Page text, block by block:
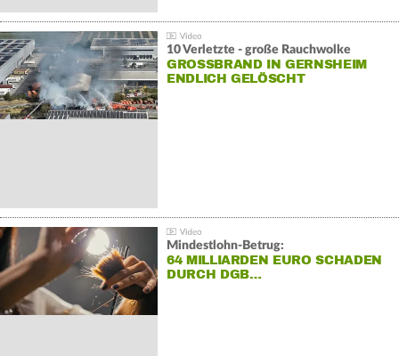
10 Verletzte - große Rauchwolke
GROSSBRAND IN GERNSHEIM E
NDLICH GELÖSCHT
Mindestlohn-Betrug:
64 MILLIARDEN EURO SCHADEN
DURCH DGB…